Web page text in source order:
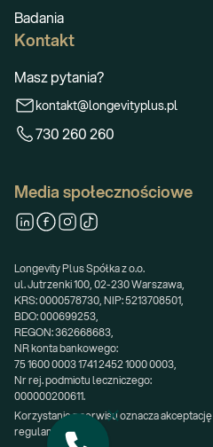
Badania
Kontakt
Masz pytania?
kontakt@longevityplus.pl
730 260 260
Media społecznościowe
Longevity Plus Spółka z o.o.
ul. Jutrzenki 100, 02-230 Warszawa,
KRS: 0000578730, NIP: 5213708501,
BDO: 000699253,
REGON: 362668683,
NR konta bankowego:
75 1600 0003 1741 2452 1000 0003,
Nr rej. podmiotu leczniczego:
000000200611.
Korzystanie z serwisu oznacza akceptację
regulaminu.